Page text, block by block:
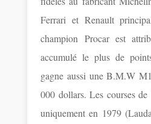
Ferrari et Renault
champion Procar est
accumulé le plus de
gagne aussi une B.M.W
000 dollars. Les courses
uniquement en 1979